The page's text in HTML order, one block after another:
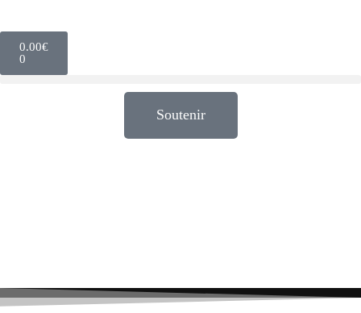
0.00€
0
Soutenir